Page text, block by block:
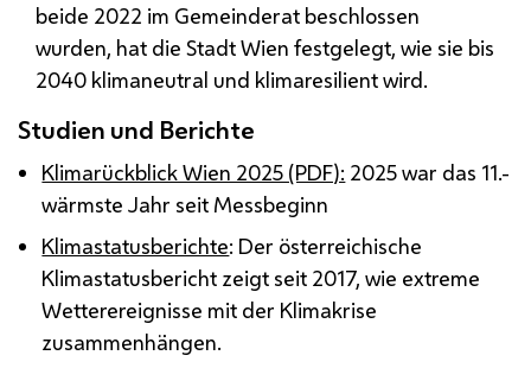
beide 2022 im Gemeinderat beschlossen
wurden, hat die Stadt Wien festgelegt, wie sie bis
2040 klimaneutral und klimaresilient wird.
Studien und Berichte
Klimarückblick Wien 2025 (PDF): 2025 war das 11.-
wärmste Jahr seit Messbeginn
Klimastatusberichte: Der österreichische
Klimastatusbericht zeigt seit 2017, wie extreme
Wetterereignisse mit der Klimakrise
zusammenhängen.